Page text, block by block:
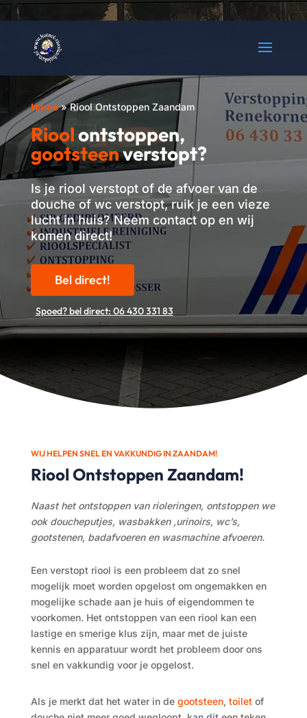
Home»Riool Ontstoppen Zaandam
Rioolontstoppen,
gootsteenverstopt?
Is je riool verstopt of de afvoer van de
douche of wc verstopt, ruik je een vieze
lucht in huis? Neem contact op en wij
komen direct!
Bel direct!
Spoed? bel direct: 06 430 331 83
WIJ HELPEN SNEL EN VAKKUNDIGIN ZAANDAM!
Riool Ontstoppen Zaandam!
Naast het ontstoppen van rioleringen, ontstoppen we
ook doucheputjes, wasbakken ,urinoirs, wc’s,
gootstenen, badafvoeren en wasmachine afvoeren.
Een verstopt riool is een probleem dat zo snel
mogelijk moet worden opgelost om ongemakken en
mogelijke schade aan je huis of eigendommen te
voorkomen. Het ontstoppen van een riool kan een
lastige en smerige klus zijn, maar met de juiste
kennis en apparatuur wordt het probleem door ons
snel en vakkundig voor je opgelost.
Als je merkt dat het water in de gootsteen, toiletof